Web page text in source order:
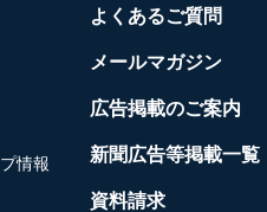
情報
よくあるご質問
メールマガジン
広告掲載のご案内
新聞広告等掲載一覧
資料請求